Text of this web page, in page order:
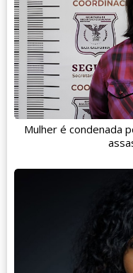
Mulher é condenada